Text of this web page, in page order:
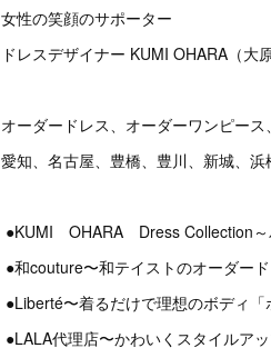
女性の笑顔のサポーター
ドレスデザイナー KUMI OHARA（大
オーダードレス、オーダーワンピー
愛知、名古屋、豊橋、豊川、新城、
●KUMI OHARA Dress Collection～
●和couture〜和テイストのオーダー
●Liberté〜着るだけで理想のボディ「
●LALA代理店〜かわいくスタイルア